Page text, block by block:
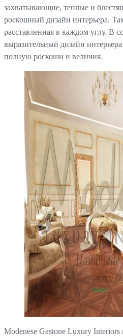
захватывающие, теплые и
роскошный дизайн интерьера.
расставленная в каждом углу. В
выразительный дизайн интерьера
полную роскоши и величия.
Modenese Gastone Luxury Interiors